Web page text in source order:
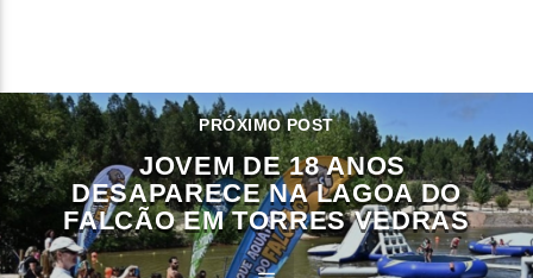
PRÓXIMO POST
JOVEM DE 18 ANOS
DESAPARECE NA LAGOA DO
FALCÃO EM TORRES VEDRAS